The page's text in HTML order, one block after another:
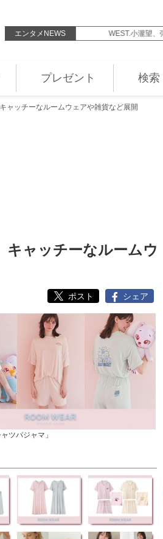
エンタメNEWS
… WEST.小瀧望、弾圧さ
プレゼント 検索
ャッチーなルームウェアや雑貨など展開
キャッチーなルームウ
ポスト シェア
ツパジャマ」